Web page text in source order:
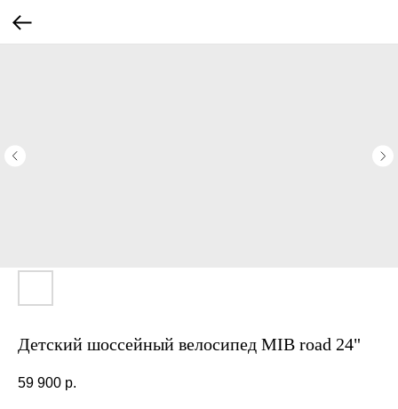
Детский шоссейный велосипед MIB road 24"
59 900 р.